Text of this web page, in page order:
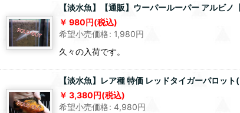
【淡水魚】【通販】ウーパールーパー アルビ
980円(税込)
希望小売価格: 1,980円
久々の入荷です。
【淡水魚】レア種 特価 レッドタイガーパロ
3,380円(税込)
希望小売価格: 4,980円